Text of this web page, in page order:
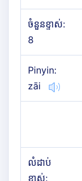
ចំនួនខ្ទាស់:
8
Pinyin:
zāi
លំដាប់
ខ្ទាស់: